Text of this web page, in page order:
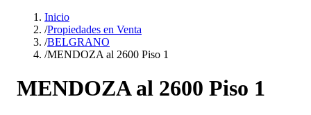
Inicio
/Propiedades en Venta
/BELGRANO
/MENDOZA al 2600 Piso 1
MENDOZA al 2600 Piso 1